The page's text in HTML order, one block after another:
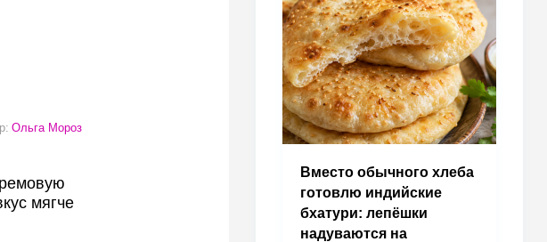
Ольга Мороз
мягче
Вместо обычного хлеба
готовлю индийские
бхатури: лепёшки
надуваются на